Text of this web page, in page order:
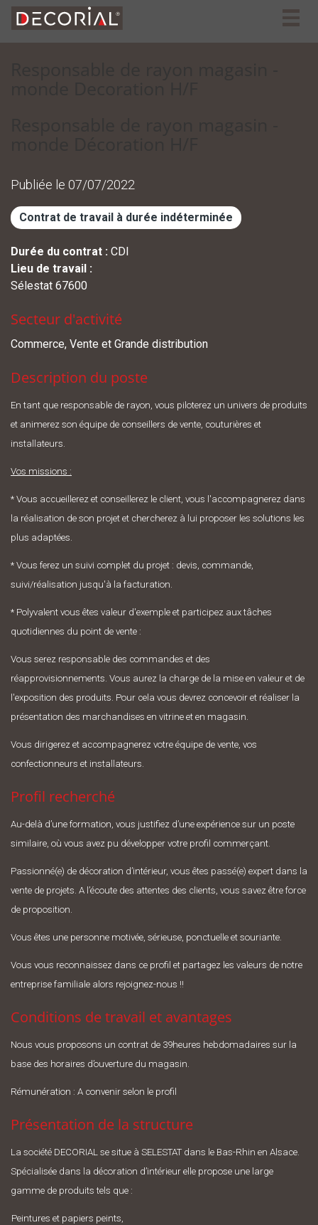
Publiée le 07/07/2022
Contrat de travail à durée indéterminée
Durée du contrat : CDI
Lieu de travail :
Sélestat 67600
Secteur d'activité
Commerce, Vente et Grande distribution
Description du poste
En tant que responsable de rayon, vous piloterez un univers de produits
et animerez son équipe de conseillers de vente, couturières et
installateurs.
Vos missions :
* Vous accueillerez et conseillerez le client, vous l'accompagnerez dans
la réalisation de son projet et chercherez à lui proposer les solutions les
plus adaptées.
* Vous ferez un suivi complet du projet : devis, commande,
suivi/réalisation jusqu'à la facturation.
* Polyvalent vous êtes valeur d'exemple et participez aux tâches
quotidiennes du point de vente :
Vous serez responsable des commandes et des
réapprovisionnements. Vous aurez la charge de la mise en valeur et de
l'exposition des produits. Pour cela vous devrez concevoir et réaliser la
présentation des marchandises en vitrine et en magasin.
Vous dirigerez et accompagnerez votre équipe de vente, vos
confectionneurs et installateurs.
Profil recherché
Au-delà d’une formation, vous justifiez d’une expérience sur un poste
similaire, où vous avez pu développer votre profil commerçant.
Passionné(e) de décoration d’intérieur, vous êtes passé(e) expert dans la
vente de projets. A l’écoute des attentes des clients, vous savez être force
de proposition.
Vous êtes une personne motivée, sérieuse, ponctuelle et souriante.
Vous vous reconnaissez dans ce profil et partagez les valeurs de notre
entreprise familiale alors rejoignez-nous !!
Conditions de travail et avantages
Nous vous proposons un contrat de 39heures hebdomadaires sur la
base des horaires d’ouverture du magasin.
Rémunération : A convenir selon le profil
Présentation de la structure
La société DECORIAL se situe à SELESTAT dans le Bas-Rhin en Alsace.
Spécialisée dans la décoration d’intérieur elle propose une large
gamme de produits tels que :
Peintures et papiers peints,